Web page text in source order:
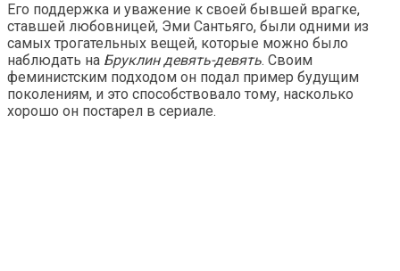
Его поддержка и уважение к своей бывшей врагке,
ставшей любовницей, Эми Сантьяго, были одними из
самых трогательных вещей, которые можно было
наблюдать на Бруклин девять-девять. Своим
феминистским подходом он подал пример будущим
поколениям, и это способствовало тому, насколько
хорошо он постарел в сериале.